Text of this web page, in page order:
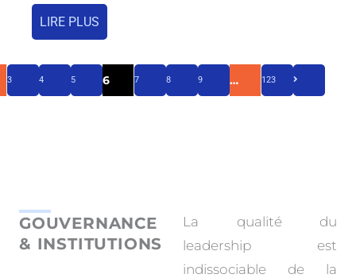
LIRE PLUS
3 4 5 6 7 8 9 … 123
GOUVERNANCE
& INSTITUTIONS
La qualité du
leadership est
indissociable de la